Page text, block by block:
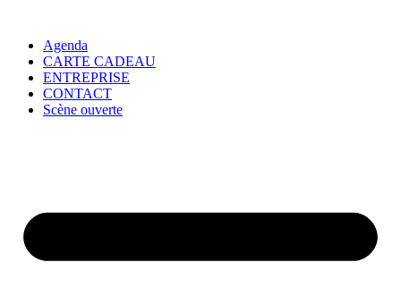
Agenda
CARTE CADEAU
ENTREPRISE
CONTACT
Scène ouverte